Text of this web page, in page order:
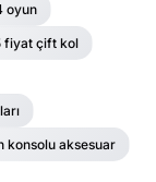
oyun
fiyat çift kol
konsolu aksesuar